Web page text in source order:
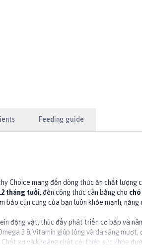
Feeding guide
Choice mang đến dòng thức ăn chất lượng
tháng tuổi, đến công thức cân bằng cho
bảo cún cưng của bạn luôn khỏe mạnh,
động vật, thúc đẩy phát triển cơ bắp và
3 & Vitamin giúp lông và da sáng
xơ và khoáng chất cải thiện sức khỏe